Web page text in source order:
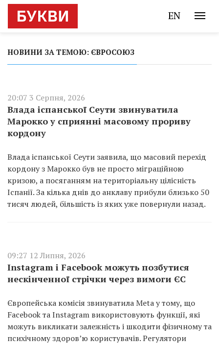
EN
НОВИНИ ЗА ТЕМОЮ: ЄВРОСОЮЗ
20:07 3 Серпня, 2026
Влада іспанської Сеути звинуватила
Марокко у сприянні масовому прориву
кордону
Влада іспанської Сеути заявила, що масовий перехід
кордону з Марокко був не просто міграційною
кризою, а посяганням на територіальну цілісність
Іспанії. За кілька днів до анклаву прибули близько 50
тисяч людей, більшість із яких уже повернули назад.
09:27 12 Липня, 2026
Instagram і Facebook можуть позбутися
нескінченної стрічки через вимоги ЄС
Європейська комісія звинуватила Meta у тому, що
Facebook та Instagram використовують функції, які
можуть викликати залежність і шкодити фізичному та
психічному здоров’ю користувачів. Регулятори